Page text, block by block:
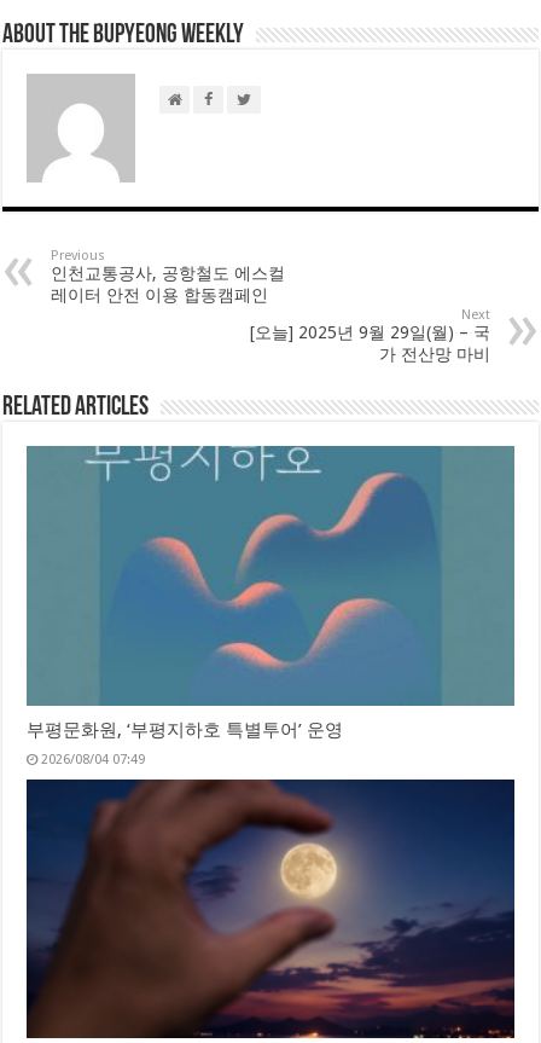
About THE BUPYEONG WEEKLY
Previous
인천교통공사, 공항철도 에스컬
레이터 안전 이용 합동캠페인
Next
[오늘] 2025년 9월 29일(월) – 국
가 전산망 마비
Related Articles
부평문화원, ‘부평지하호 특별투어’ 운영
2026/08/04 07:49